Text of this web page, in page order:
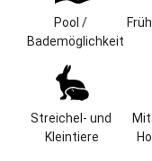
Massivholz ( Fichte)
wurde im Winter
Zirbenschlafzimmer
Lage & Größe
Unser Hof liegt im
beschaulichen Ort
Pool /
Bademöglichkeit
Streichel- und
Kleintiere